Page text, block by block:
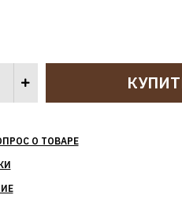
О ТОВАРЕ